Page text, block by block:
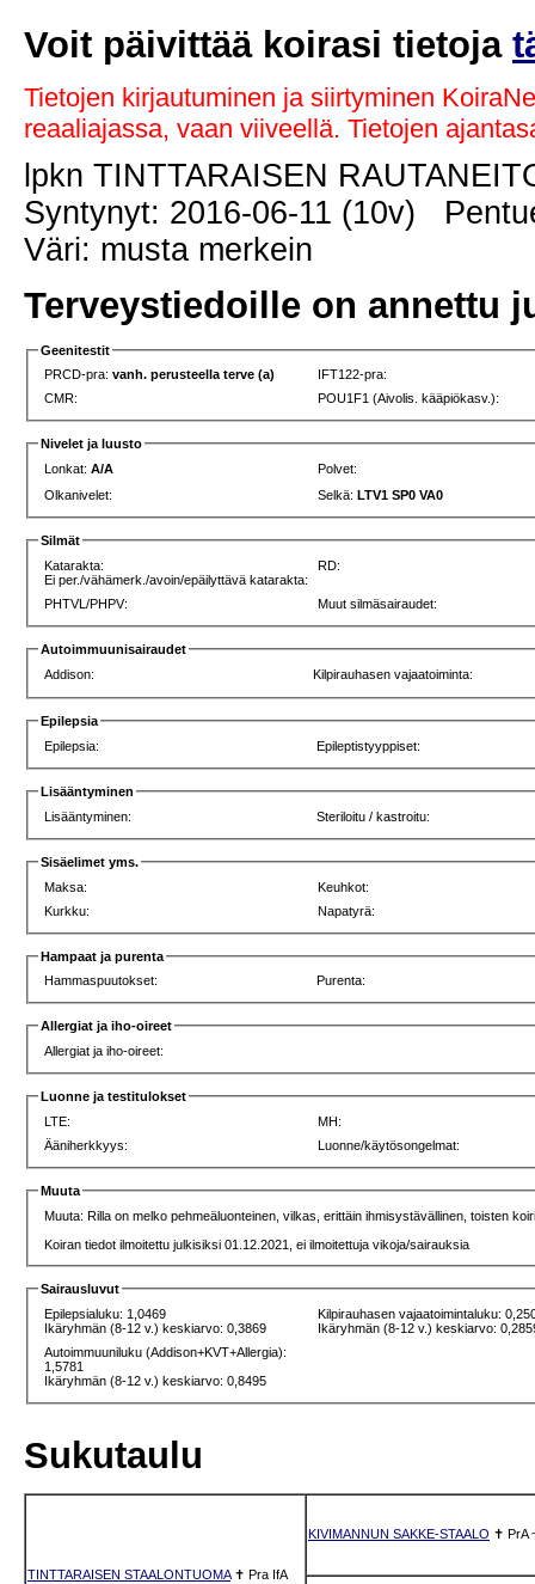
Voit päivittää koirasi tietoja
Tietojen kirjautuminen ja siirtyminen
reaaliajassa, vaan viiveellä. Tietojen
lpkn TINTTARAISEN
Syntynyt: 2016-06-11 (10v)
Väri: musta merkein
Terveystiedoille on annettu
Geenitestit
PRCD-pra:vanh. perusteella terve (a)
IFT122-pra:
CMR:
POU1F1 (Aivolis. kääpiökasv.):
Nivelet ja luusto
Lonkat:A/A
Polvet:
Olkanivelet:
Selkä:LTV1 SP0 VA0
Silmät
Katarakta:
Ei per./vähämerk./avoin/epäilyttävä katarakta:
RD:
PHTVL/PHPV: Muut silmäsairaudet:
Autoimmuunisairaudet
Addison:
Kilpirauhasen vajaatoiminta:
Epilepsia
Epilepsia:
Epileptistyyppiset:
Lisääntyminen
Lisääntyminen:
Steriloitu / kastroitu:
Sisäelimet yms.
Maksa:
Keuhkot:
Kurkku:
Napatyrä:
Hampaat ja purenta
Hammaspuutokset:
Purenta:
Allergiat ja iho-oireet
Allergiat ja iho-oireet:
Luonne ja testitulokset
LTE:
MH:
Ääniherkkyys:
Luonne/käytösongelmat:
Muuta
Muuta: Rilla on melko pehmeäluonteinen, vilkas, erittäin ihmisystävällinen, toisten
Koiran tiedot ilmoitettu julkisiksi 01.12.2021, ei ilmoitettuja vikoja/sairauksia
Sairausluvut
Epilepsialuku: 1,0469
Ikäryhmän (8-12 v.) keskiarvo: 0,3869
Kilpirauhasen vajaatoimintaluku:
Ikäryhmän (8-12 v.) keskiarvo:
Autoimmuuniluku (Addison+KVT+Allergia):
1,5781
Ikäryhmän (8-12 v.) keskiarvo: 0,8495
Sukutaulu
TINTTARAISEN STAALONTUOMA✝ Pra IfA
KIVIMANNUN SAKKE-STAALO ✝ PrA